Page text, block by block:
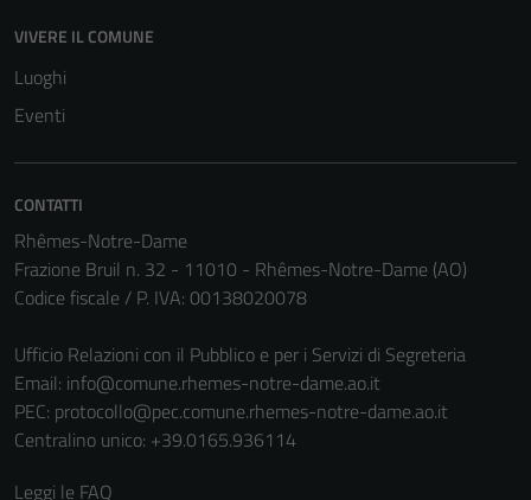
VIVERE IL COMUNE
Luoghi
Eventi
CONTATTI
Rhêmes-Notre-Dame
Frazione Bruil n. 32 - 11010 - Rhêmes-Notre-Dame (AO)
Codice fiscale / P. IVA: 00138020078
Ufficio Relazioni con il Pubblico e per i Servizi di Segreteria
Email: info@comune.rhemes-notre-dame.ao.it
PEC: protocollo@pec.comune.rhemes-notre-dame.ao.it
Centralino unico: +39.0165.936114
Leggi le FAQ